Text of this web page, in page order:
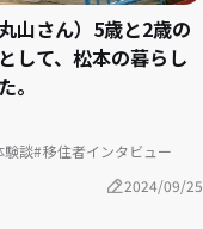
山さん）5歳と2歳の
して、松本の暮らし
。
験談 移住者インタビュー
2024/09/25